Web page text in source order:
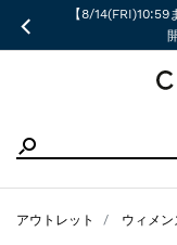
【8/14(FRI)10:59
アウトレット ウィメン